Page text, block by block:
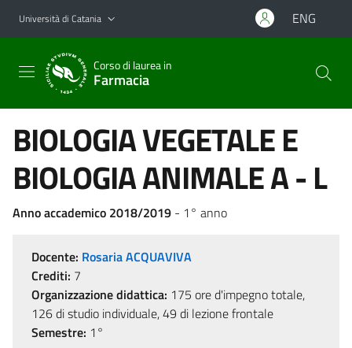
Vai al contenuto principale
Vai al menu di navigazione
Università di Catania ENG
Corso di laurea in
Farmacia
BIOLOGIA VEGETALE E
BIOLOGIA ANIMALE A - L
Anno accademico 2018/2019 - 1° anno
Docente: Rosaria ACQUAVIVA
Crediti: 7
Organizzazione didattica: 175 ore d'impegno totale,
126 di studio individuale, 49 di lezione frontale
Semestre: 1°